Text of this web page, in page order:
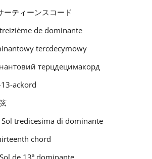
ーティーンスコード
de dominante
tercdecymowy
терцдецимакорд
ackord
tredicesima di dominante
chord